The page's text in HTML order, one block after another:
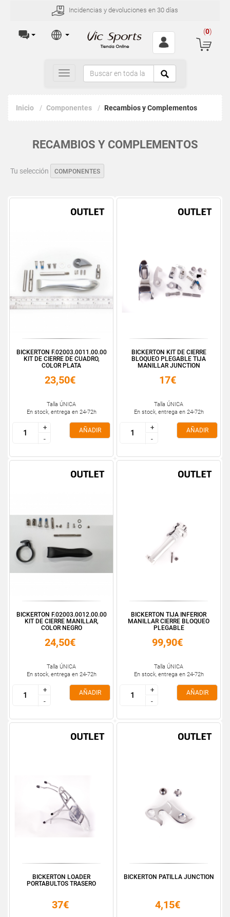
Incidencias y devoluciones en 30 días
(0)
Toggle
navigation
Inicio Componentes Recambios y Complementos
RECAMBIOS Y COMPLEMENTOS
Tu selección COMPONENTES
BICKERTON F.02003.0011.00.00
KIT DE CIERRE DE CUADRO,
COLOR PLATA
23,50€
Talla ÚNICA
En stock, entrega en 24-72h
+
-
+
-
AÑADIR
BICKERTON KIT DE CIERRE
BLOQUEO PLEGABLE TIJA
MANILLAR JUNCTION
17€
Talla ÚNICA
En stock, entrega en 24-72h
+
-
+
-
AÑADIR
BICKERTON F.02003.0012.00.00
KIT DE CIERRE MANILLAR,
COLOR NEGRO
24,50€
Talla ÚNICA
En stock, entrega en 24-72h
+
-
+
-
AÑADIR
BICKERTON TIJA INFERIOR
MANILLAR CIERRE BLOQUEO
PLEGABLE
99,90€
Talla ÚNICA
En stock, entrega en 24-72h
+
-
+
-
AÑADIR
BICKERTON LOADER
PORTABULTOS TRASERO
37€
BICKERTON PATILLA JUNCTION
4,15€